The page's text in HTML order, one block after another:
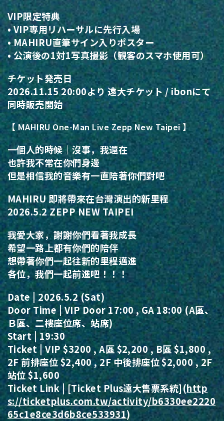
VIP限定特典
• VIP専用リハーサルに先行入場
• MAHIRU直筆サイン入りポスター
• 公演後の1対1写真撮影（観客のスマホ使用可）
チケット発売日
2026.11.15 20:00より 遠大チケット / ibonにて
同時販売開始
【 MAHIRU One-Man Live Zepp New Taipei 】
一個人的時候｜沒事，我還在
也許我不常在你們身邊
但是相信我的音樂有一直陪著你們對吧
MAHIRU 即將帶來在台灣演出的新里程
2026.5.2 ZEPP NEW TAIPEI
我愛大家，謝謝你們看著我成長
希望一路上都有你們的陪伴
想帶著你們一起往新的里程邁進
各位，我們一起前進吧！！！
Date | 2026.5.2 (Sat)
Door Time | VIP Door 17:00 , GA 18:00 (A區、
Ｂ區、二樓座位席、站席)
Start | 19:30
Ticket | VIP $3200 , A區 $2,200 , B區 $1,800 ,
2F 前排座位 $2,400 , 2F 中後排座位 $2,000 , 2F
站位 $1,600
Ticket Link | [Ticket Plus遠大售票系統](http
s://ticketplus.com.tw/activity/b6330ee2220
65c1e8ce3d6b8ce533931)